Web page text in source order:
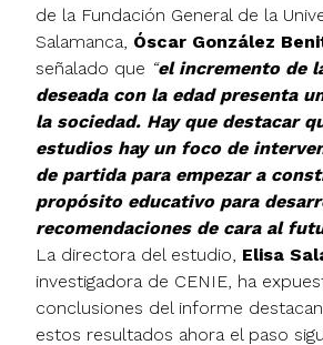
de la Fundación General de la
Salamanca, Óscar González
señalado que “el incremento de
deseada con la edad presenta
la sociedad. Hay que destacar
estudios hay un foco de
de partida para empezar a
propósito educativo para
recomendaciones de cara al
La directora del estudio, Elisa
investigadora de CENIE, ha
conclusiones del informe
estos resultados ahora el paso